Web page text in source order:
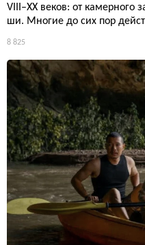
VIII–XX веков: от камерного
ши. Многие до сих пор
8 825